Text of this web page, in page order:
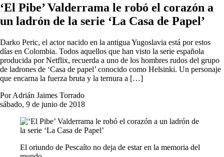
‘El Pibe’ Valderrama le robó el corazón a
un ladrón de la serie ‘La Casa de Papel’
Darko Peric, el actor nacido en la antigua Yugoslavia está por estos
días en Colombia. Todos aquellos que han visto la serie española
producida por Netflix, recuerda a uno de los hombres rudos del grupo
de ladrones de ‘Casa de papel’ conocido como Helsinki. Un personaje
que encarna la fuerza bruta y la ternura a […]
Por Adrián Jaimes Torrado
sábado, 9 de junio de 2018
El oriundo de Pescaíto no deja de estar en la memoria del